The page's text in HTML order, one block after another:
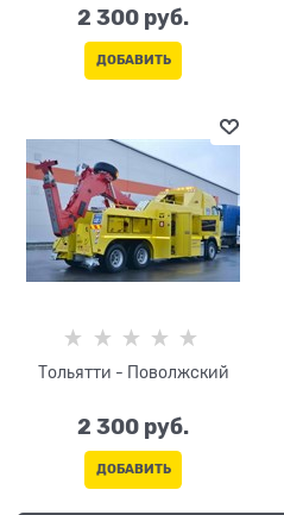
2 300 руб.
ДОБАВИТЬ
Тольятти - Поволжский
2 300 руб.
ДОБАВИТЬ